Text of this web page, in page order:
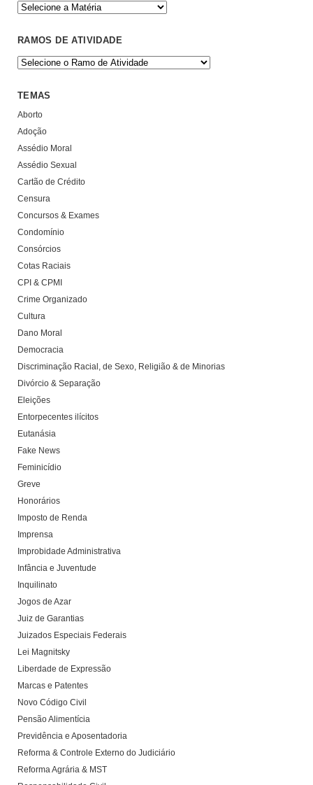
RAMOS DE ATIVIDADE
TEMAS
Aborto
Adoção
Assédio Moral
Assédio Sexual
Cartão de Crédito
Censura
Concursos & Exames
Condomínio
Consórcios
Cotas Raciais
CPI & CPMI
Crime Organizado
Cultura
Dano Moral
Democracia
Discriminação Racial, de Sexo, Religião & de Minorias
Divórcio & Separação
Eleições
Entorpecentes ilícitos
Eutanásia
Fake News
Feminicídio
Greve
Honorários
Imposto de Renda
Imprensa
Improbidade Administrativa
Infância e Juventude
Inquilinato
Jogos de Azar
Juiz de Garantias
Juizados Especiais Federais
Lei Magnitsky
Liberdade de Expressão
Marcas e Patentes
Novo Código Civil
Pensão Alimentícia
Previdência e Aposentadoria
Reforma & Controle Externo do Judiciário
Reforma Agrária & MST